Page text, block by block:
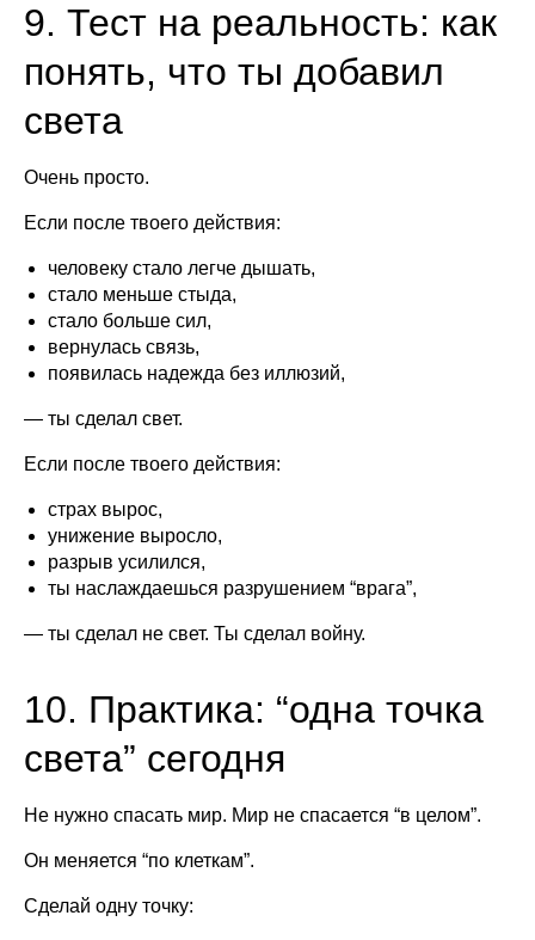
9. Тест на реальность: как
понять, что ты добавил
света
Очень просто.
Если после твоего действия:
человеку стало легче дышать,
стало меньше стыда,
стало больше сил,
вернулась связь,
появилась надежда без иллюзий,
— ты сделал свет.
Если после твоего действия:
страх вырос,
унижение выросло,
разрыв усилился,
ты наслаждаешься разрушением “врага”,
— ты сделал не свет. Ты сделал войну.
10. Практика: “одна точка
света” сегодня
Не нужно спасать мир. Мир не спасается “в целом”.
Он меняется “по клеткам”.
Сделай одну точку: